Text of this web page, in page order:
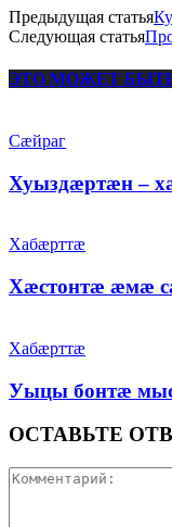
Предыдущая статья
Следующая статья
ЭТО МОЖЕТ
Сæйраг
Хуыздæртæн –
Хабæрттæ
Хæстонтæ æмæ
Хабæрттæ
Уыцы бонтæ
ОСТАВЬТЕ